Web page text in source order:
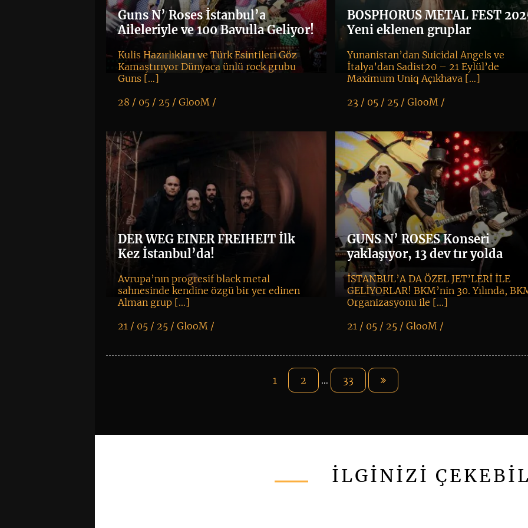
Guns N’ Roses İstanbul’a
Aileleriyle ve 100 Bavulla Geliyor!
Kulis Hazırlıkları ve Türk Esintileri Göz
Kamaştırıyor Dünyaca ünlü rock grubu
Guns […]
28 / 05 / 25 /GlooM /
BOSPHORUS METAL FEST
Yeni eklenen gruplar
Yunanistan’dan Suicidal Angels ve
İtalya’dan Sadist20 – 21 Eylül’de
Maximum Uniq Açıkhava […]
23 / 05 / 25 /GlooM /
DER WEG EINER FREIHEIT İlk
Kez İstanbul’da!
Avrupa’nın progresif black metal
sahnesinde kendine özgü bir yer edinen
Alman grup […]
21 / 05 / 25 /GlooM /
GUNS N’ ROSES Konseri
yaklaşıyor, 13 dev tır yolda
İSTANBUL’A DA ÖZEL JET’LERİ İLE
GELİYORLAR! BKM’nin 30. Yılında,
Organizasyonu ile […]
21 / 05 / 25 /GlooM /
1 2 … 33
İLGİNİZİ